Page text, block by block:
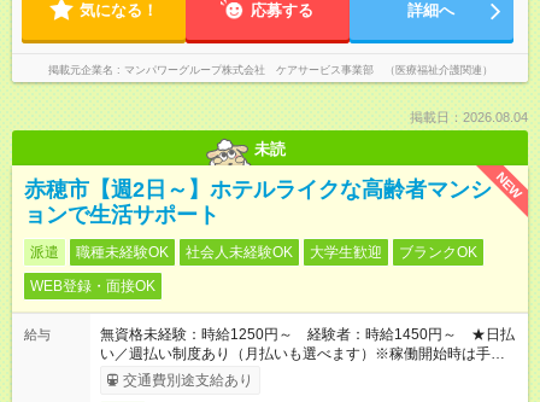
気になる！ 応募する 詳細へ
掲載元企業名 マンパワーグループ株式会社 ケアサービス事業部 （医療福祉介護関連）
掲載日：2026.08.04
未読
NEW
赤穂市【週2日～】ホテルライクな高齢者マンシ
ョンで生活サポート
派遣 職種未経験OK 社会人未経験OK 大学生歓迎
ブランクOK
WEB登録・面接OK
給与
無資格未経験：時給1250円～ 経験者：時給1450円～ ★日払
い／週払い制度あり（月払いも選べます）※稼働開始時は手続き
完了次第のお支払いとなります。
交通費別途支給あり